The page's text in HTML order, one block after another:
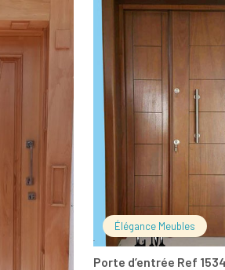
Élégance Meubles
Porte d’entrée Ref 1534
LIRE LA